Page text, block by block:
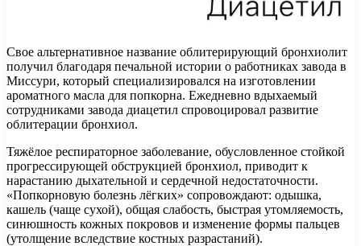
Свое альтернативное название облитерирующий бронхиолит
получил благодаря печальной истории о работниках завода в
Миссури, который специализировался на изготовлении
ароматного масла для попкорна. Ежедневно вдыхаемый
сотрудниками завода диацетил спровоцировал развитие
облитерации бронхиол.
Тяжёлое респираторное заболевание, обусловленное стойкой
прогрессирующей обструкцией бронхиол, приводит к
нарастанию дыхательной и сердечной недостаточности.
«Попкорновую болезнь лёгких» сопровождают: одышка,
кашель (чаще сухой), общая слабость, быстрая утомляемость,
синюшность кожных покровов и изменение формы пальцев
(утолщение вследствие костных разрастаний).